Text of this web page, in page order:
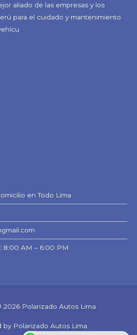
aliado de las empresas y los
para el cuidado y mantenimiento
en Todo Lima
8:00 AM – 6:00 PM
2026 Polarizado Autos Lima
by Polarizado Autos Lima